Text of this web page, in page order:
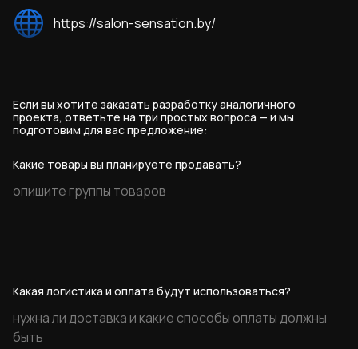
- Блог
- Панель администрирования
будущие бизнес-задачи.
https://salon-sensation.by/
Если вы хотите заказать разработку аналогичного
проекта, ответьте на три простых вопроса — и мы
подготовим для вас предложение:
Какие товары вы планируете продавать?
Какая логистика и оплата будут использоваться?